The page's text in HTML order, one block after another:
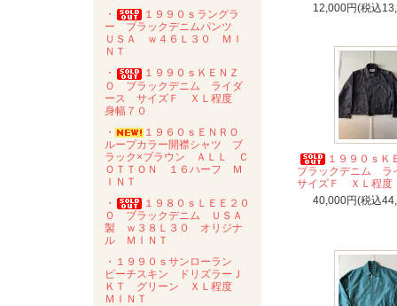
・
１９９０ｓラングラ
ー ブラックデニムパンツ
ＵＳＡ ｗ４６Ｌ３０ ＭＩ
ＮＴ
・
１９９０ｓＫＥＮＺ
Ｏ ブラックデニム ライダ
ース サイズＦ ＸＬ程度
身幅７０
・
１９６０ｓＥＮＲＯ
ループカラー開襟シャツ ブ
ラック×ブラウン ＡＬＬ Ｃ
ＯＴＴＯＮ １６ハーフ Ｍ
ＩＮＴ
・
１９８０ｓＬＥＥ２０
０ ブラックデニム ＵＳＡ
製 ｗ３８Ｌ３０ オリジナ
ル ＭＩＮＴ
・１９９０ｓサンローラン
ピーチスキン ドリズラーＪ
ＫＴ グリーン ＸＬ程度
ＭＩＮＴ
12,000円(税込
１９９０ｓ
ブラックデニム
サイズＦ ＸＬ程
40,000円(税込